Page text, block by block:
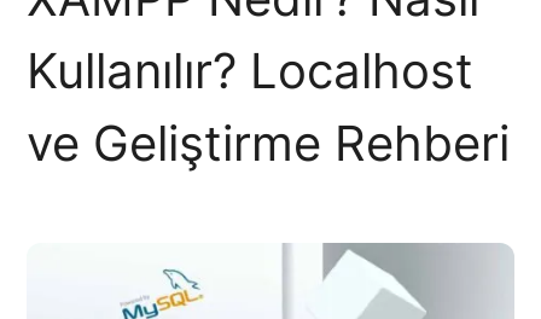
Kullanılır? Localhost
ve Geliştirme Rehberi